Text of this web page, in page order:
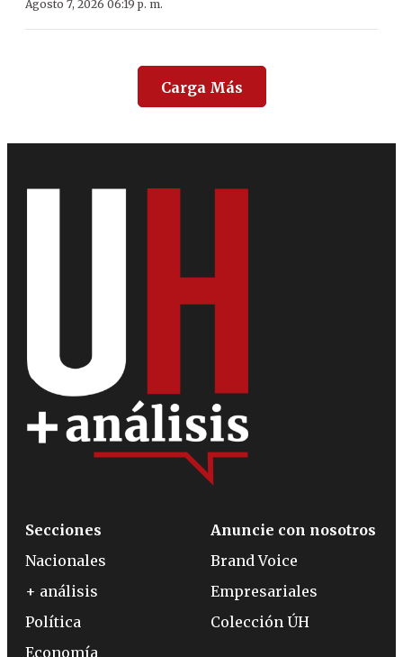
Agosto 7, 2026 06:19 p. m.
Carga Más
Secciones
Nacionales
+ análisis
Política
Economía
Anuncie con nosotros
Brand Voice
Empresariales
Colección ÚH